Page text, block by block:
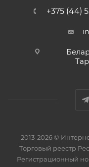
+375 (44)
2013-2026 ©
Торговый реестр
Регистрационный